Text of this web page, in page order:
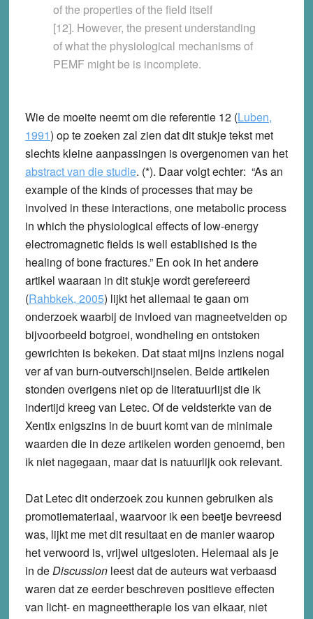
of the properties of the field itself
[12]. However, the present understanding
of what the physiological mechanisms of
PEMF might be is incomplete.
Wie de moeite neemt om die referentie 12 (Luben,
1991) op te zoeken zal zien dat dit stukje tekst met
slechts kleine aanpassingen is overgenomen van het
abstract van die studie. (*). Daar volgt echter: “As an
example of the kinds of processes that may be
involved in these interactions, one metabolic process
in which the physiological effects of low-energy
electromagnetic fields is well established is the
healing of bone fractures.” En ook in het andere
artikel waaraan in dit stukje wordt gerefereerd
(Rahbkek, 2005) lijkt het allemaal te gaan om
onderzoek waarbij de invloed van magneetvelden op
bijvoorbeeld botgroei, wondheling en ontstoken
gewrichten is bekeken. Dat staat mijns inziens nogal
ver af van burn-outverschijnselen. Beide artikelen
stonden overigens niet op de literatuurlijst die ik
indertijd kreeg van Letec. Of de veldsterkte van de
Xentix enigszins in de buurt komt van de minimale
waarden die in deze artikelen worden genoemd, ben
ik niet nagegaan, maar dat is natuurlijk ook relevant.
Dat Letec dit onderzoek zou kunnen gebruiken als
promotiemateriaal, waarvoor ik een beetje bevreesd
was, lijkt me met dit resultaat en de manier waarop
het verwoord is, vrijwel uitgesloten. Helemaal als je
in deDiscussionleest dat de auteurs wat verbaasd
waren dat ze eerder beschreven positieve effecten
van licht- en magneettherapie los van elkaar, niet